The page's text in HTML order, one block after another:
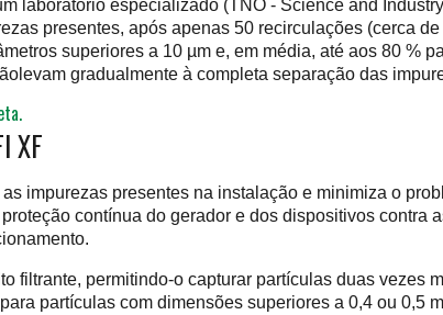
laboratório especializado (TNO - Science and
presentes, após apenas 50 recirculações (cerca
superiores a 10 µm e, em média, até aos 80 %
gradualmente à completa separação das
XF
impurezas presentes na instalação e minimiza o
contínua do gerador e dos dispositivos contra
filtrante, permitindo-o capturar partículas duas vezes
partículas com dimensões superiores a 0,4 ou 0,5